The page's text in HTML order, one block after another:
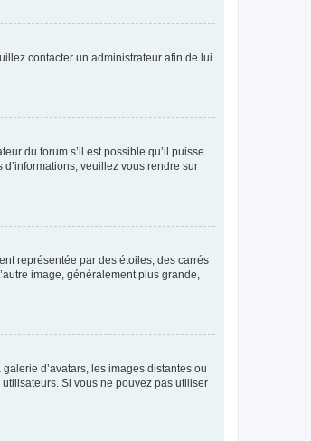
contacter un administrateur afin de lui
du forum s’il est possible qu’il puisse
veuillez vous rendre sur
représentée par des étoiles, des carrés
image, généralement plus grande,
d’avatars, les images distantes ou
Si vous ne pouvez pas utiliser